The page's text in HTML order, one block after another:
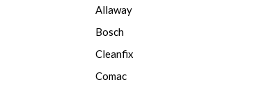
Allaway
Bosch
Cleanfix
Comac